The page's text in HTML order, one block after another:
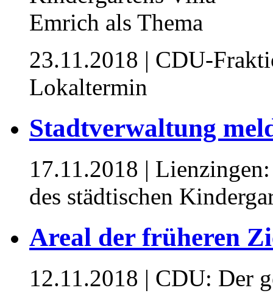
23.11.2018 | CDU-
Lokaltermin
Stadtverwaltung
17.11.2018 |
des städtischen
Areal der früheren
12.11.2018 | CDU: Der